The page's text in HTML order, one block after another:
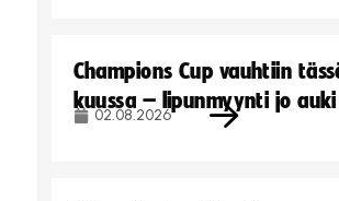
Champions Cup vauhtiin
kuussa – lipunmyynti jo auki
02.08.2026